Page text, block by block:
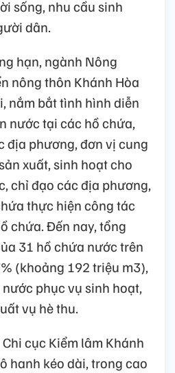
sống, nhu cầu sinh
dân.
hạn, ngành Nông
nông thôn Khánh Hòa
nắm bắt tình hình diễn
nước tại các hồ chứa,
địa phương, đơn vị cung
xuất, sinh hoạt cho
chỉ đạo các địa phương,
thực hiện công tác
chứa. Đến nay, tổng
31 hồ chứa nước trên
(khoảng 192 triệu m3),
phục vụ sinh hoạt,
vụ hè thu.
cục Kiểm lâm Khánh
hanh kéo dài, trong cao